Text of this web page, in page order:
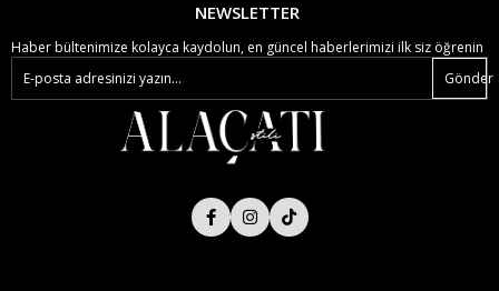
NEWSLETTER
Haber bültenimize kolayca kaydolun, en güncel haberlerimizi ilk siz öğrenin
Gönder